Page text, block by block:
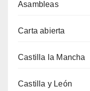
Asambleas
Carta abierta
Castilla la Mancha
Castilla y León